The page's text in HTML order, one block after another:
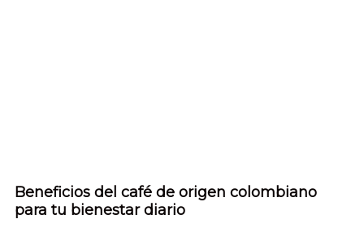
Beneficios del café de origen colombiano
para tu bienestar diario